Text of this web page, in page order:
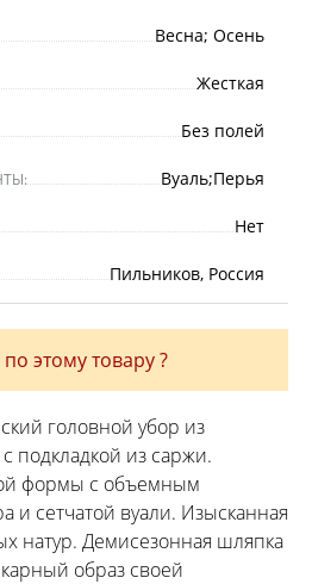
Весна; Осень
Жесткая
Без полей
Вуаль;Перья
Нет
Пильников, Россия
этому товару ?
головной убор из
подкладкой из саржи.
формы с объемным
и сетчатой вуали. Изысканная
натур. Демисезонная шляпка
образ своей